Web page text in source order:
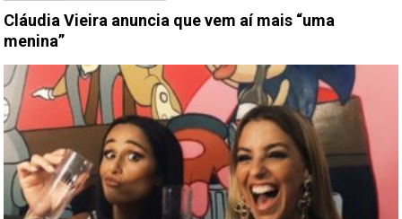
Cláudia Vieira anuncia que vem aí mais “uma
menina”